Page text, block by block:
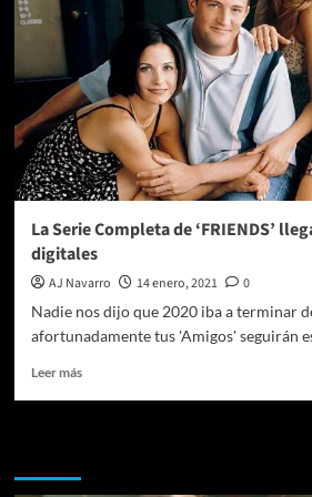
La Serie Completa de ‘FRIENDS’
digitales
AJ Navarro 14 enero, 2021
0
Nadie nos dijo que 2020 iba a terminar
afortunadamente tus 'Amigos' seguirán
Leer másLeer
Completa